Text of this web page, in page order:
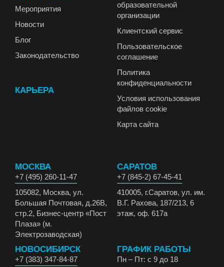
Мероприятия
Новости
Блог
Законодательство
КАРЬЕРА
образовательной
организации
Клиентский сервис
Пользовательское
соглашение
Политика
конфиденциальности
Условия использования
файлов cookie
Карта сайта
МОСКВА
+7 (495) 260-11-47
105082, Москва, ул.
Большая Почтовая, д.26В,
стр.2, Бизнес-центр «Пост
Плаза» (м.
Электрозаводская)
САРАТОВ
+7 (845-2) 67-45-41
410005, г.Саратов, ул. им.
В.Г. Рахова, 187/213, 6
этаж, оф. 617а
НОВОСИБИРСК
+7 (383) 347-84-87
ГРАФИК РАБОТЫ
Пн – Пт: с 9 до 18